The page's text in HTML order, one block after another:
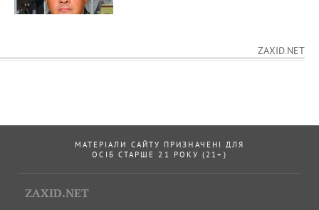
ZAXID.NET
МАТЕРІАЛИ САЙТУ ПРИЗНАЧЕНІ ДЛЯ
ОСІБ СТАРШЕ 21 РОКУ (21+)
ZAXID.NET